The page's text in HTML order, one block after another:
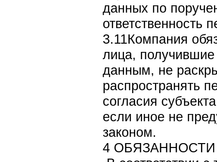
данных по
ответственность
3.11Компания
лица,
данным, не
распространять
согласия
если иное не
законом.
4